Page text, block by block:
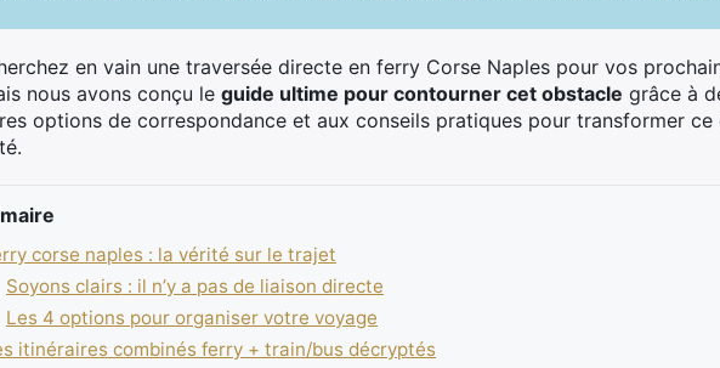
en vain une traversée directe en ferry Corse Naples pour vos
nous avons conçu le guide ultime pour contourner cet obstacle grâce à
options de correspondance et aux conseils pratiques pour transformer
corse naples : la vérité sur le trajet
Soyons clairs : il n’y a pas de liaison directe
Les 4 options pour organiser votre voyage
itinéraires combinés ferry + train/bus décryptés